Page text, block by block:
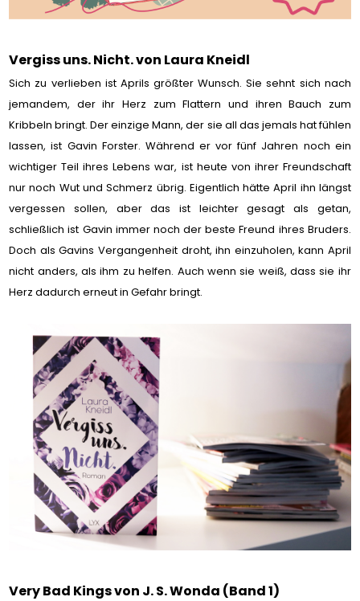
Vergiss uns. Nicht. von Laura Kneidl
Sich zu verlieben ist Aprils größter Wunsch. Sie sehnt sich nach
jemandem, der ihr Herz zum Flattern und ihren Bauch zum
Kribbeln bringt. Der einzige Mann, der sie all das jemals hat fühlen
lassen, ist Gavin Forster. Während er vor fünf Jahren noch ein
wichtiger Teil ihres Lebens war, ist heute von ihrer Freundschaft
nur noch Wut und Schmerz übrig. Eigentlich hätte April ihn längst
vergessen sollen, aber das ist leichter gesagt als getan,
schließlich ist Gavin immer noch der beste Freund ihres Bruders.
Doch als Gavins Vergangenheit droht, ihn einzuholen, kann April
nicht anders, als ihm zu helfen. Auch wenn sie weiß, dass sie ihr
Herz dadurch erneut in Gefahr bringt.
Very Bad Kings von J. S. Wonda (Band 1)